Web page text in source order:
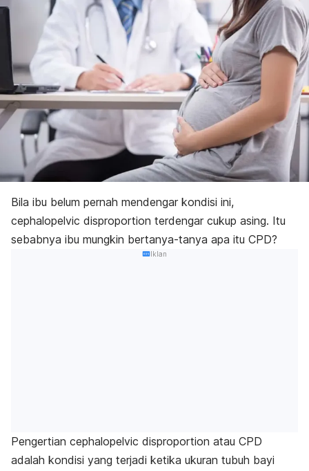
Bila ibu belum pernah mendengar kondisi ini,
cephalopelvic disproportion terdengar cukup asing. Itu
sebabnya ibu mungkin bertanya-tanya apa itu CPD?
Iklan
Pengertian cephalopelvic disproportion atau CPD
adalah kondisi yang terjadi ketika ukuran tubuh bayi